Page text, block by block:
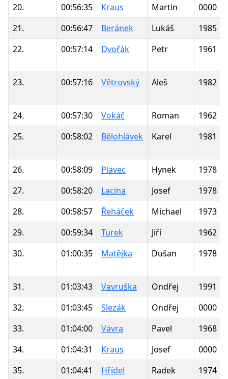
20.
00:56:35 Kraus Martin
0000
21.
00:56:47 Beránek Lukáš
1985
22.
00:57:14 Dvořák Petr 1961
23. 00:57:16 Větrovský Aleš 1982
24. 00:57:30 Vokáč Roman
1962
25.
00:58:02 Bělohlávek Karel 1981
26. 00:58:09 Plavec Hynek
1978
27.
00:58:20 Lacina Josef
1978
28.
00:58:57 Řeháček Michael
1973
29.
00:59:34 Turek Jiří
1962
30.
01:00:35 Matějka Dušan 1978
31. 01:03:43 Vavruška Ondřej
1991
32.
01:03:45 Slezák Ondřej
0000
33.
01:04:00 Vávra Pavel
1968
34.
01:04:31 Kraus Josef
0000
35.
01:04:41 Hřídel Radek
1974